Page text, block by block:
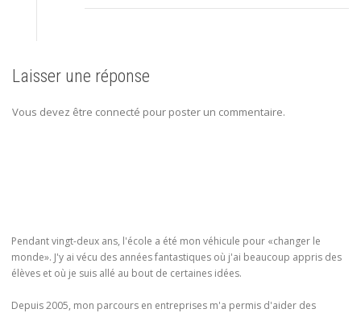
Laisser une réponse
Vous devez être connecté pour poster un commentaire.
Pendant vingt-deux ans, l'école a été mon véhicule pour «changer le
monde». J'y ai vécu des années fantastiques où j'ai beaucoup appris des
élèves et où je suis allé au bout de certaines idées.
Depuis 2005, mon parcours en entreprises m'a permis d'aider des